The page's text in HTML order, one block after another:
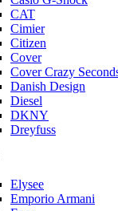
CAT
Cimier
Citizen
Cover
Cover Crazy
Danish Design
Diesel
DKNY
Dreyfuss
Elysee
Emporio Armani